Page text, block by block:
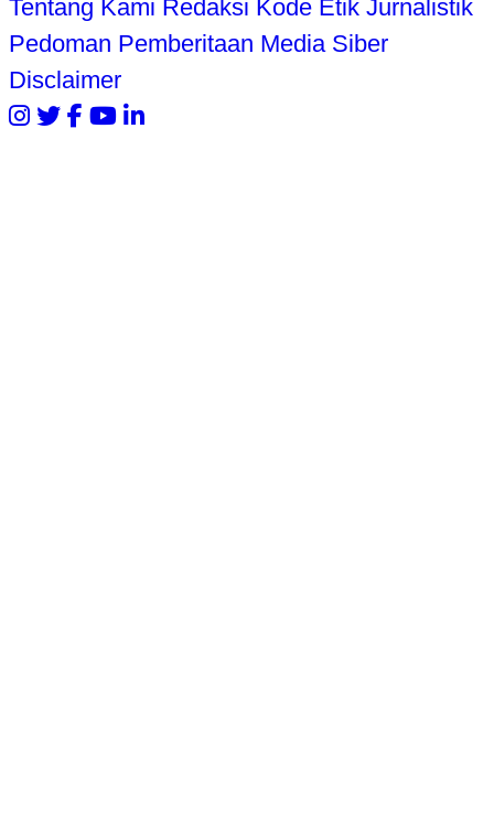
Tentang Kami Redaksi Kode Etik Jurnalistik
Pedoman Pemberitaan Media Siber
Disclaimer